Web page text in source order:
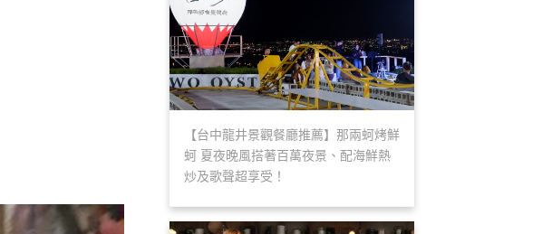
【台中龍井景觀餐廳推薦】那兩蚵烤鮮
蚵 夏夜晚風搭著百萬夜景、配海鮮熱
炒及歌聲超享受！